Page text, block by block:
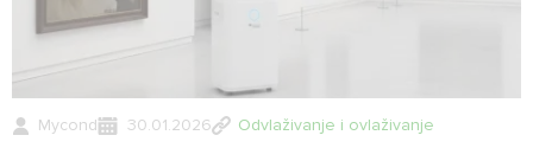
Mycond 30.01.2026 Odvlaživanje i ovlaživanje